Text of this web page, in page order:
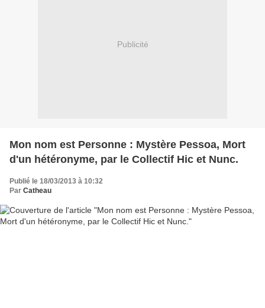
Publicité
Mon nom est Personne : Mystère Pessoa, Mort
d'un hétéronyme, par le Collectif Hic et Nunc.
Publié le 18/03/2013 à 10:32
Par Catheau